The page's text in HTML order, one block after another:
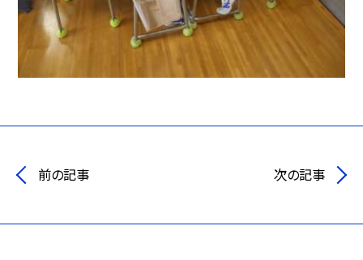
前の記事 次の記事